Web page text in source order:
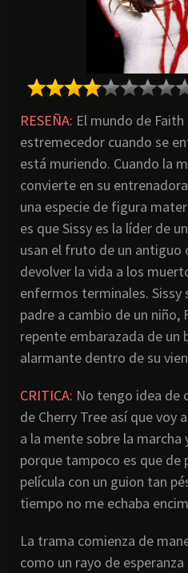
RESEÑA: El mundo de
estremecedor cuando se
está muriendo. Cuando la
convierte en su
una especie de figura
es que Sissy es la líder de
usan el fruto de un antiguo
devolver la vida a los
enfermos terminales. Sissy
padre a cambio de un niño,
repente embarazada de un
alarmante dentro de su
CRITICA: No tengo idea de
de Cherry Tree así que voy
a la mente sobre la
porque tampoco es que de
película con un guion tan
tiempo no me echaba
La trama comienza de
como un rayo de